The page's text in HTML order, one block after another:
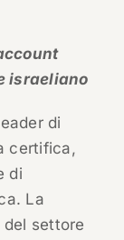
israeliano
di
certifica,
di
La
settore